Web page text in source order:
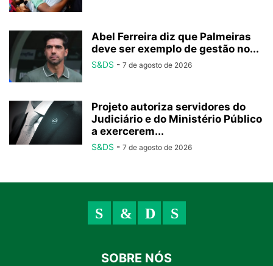
Abel Ferreira diz que Palmeiras
deve ser exemplo de gestão no...
S&DS - 7 de agosto de 2026
Projeto autoriza servidores do
Judiciário e do Ministério Público
a exercerem...
S&DS - 7 de agosto de 2026
SOBRE NÓS